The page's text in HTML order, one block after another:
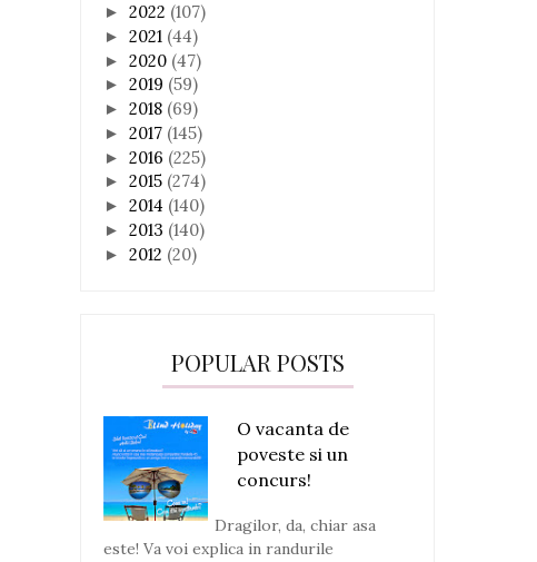
► 2022 (107)
► 2021 (44)
► 2020 (47)
► 2019 (59)
► 2018 (69)
► 2017 (145)
► 2016 (225)
► 2015 (274)
► 2014 (140)
► 2013 (140)
► 2012 (20)
POPULAR POSTS
O vacanta de
poveste si un
concurs!
Dragilor, da, chiar asa
este! Va voi explica in randurile